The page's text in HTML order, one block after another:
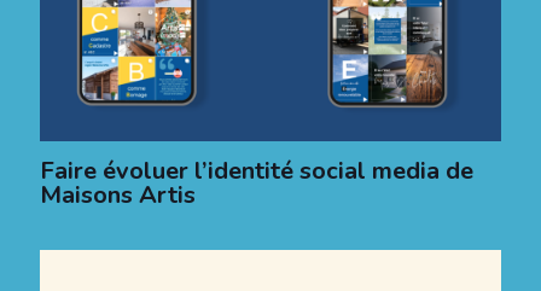
Faire évoluer l’identité social media de
Maisons Artis